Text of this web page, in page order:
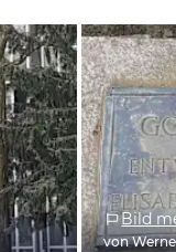
Bild
von